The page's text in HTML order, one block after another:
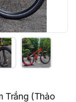
Trắng (Thảo